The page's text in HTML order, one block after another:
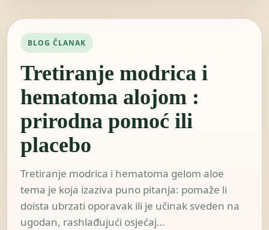
BLOG ČLANAK
Tretiranje modrica i
hematoma alojom :
prirodna pomoć ili
placebo
Tretiranje modrica i hematoma gelom aloe
tema je koja izaziva puno pitanja: pomaže li
doista ubrzati oporavak ili je učinak sveden na
ugodan, rashlađujući osjećaj…